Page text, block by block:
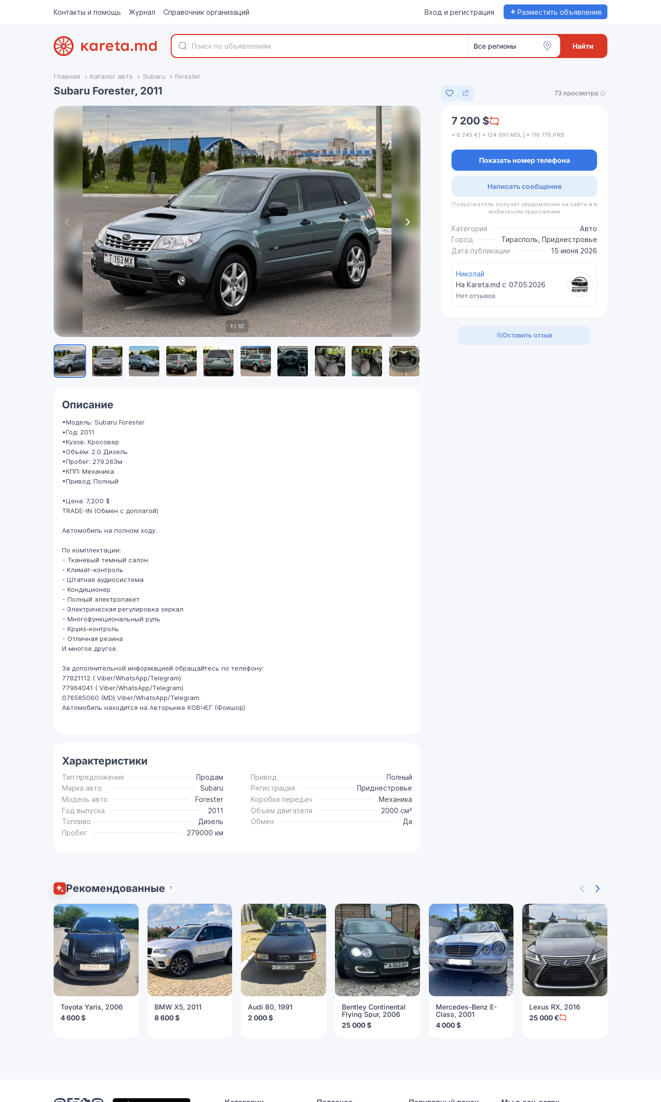
Контакты и помощь Журнал Справочник организаций Вход и регистрация + Разместить объявление
Все регионы Найти
Главная Каталог авто Subaru Forester
Subaru Forester, 2011
Добавить в избранное
73 просмотра
1/10
Описание
•Модель: Subaru Forester
•Год: 2011
•Кузов: Кросовер
•Объём: 2.0 Дизель
•Пробег: 279.263м
•КПП: Механика
•Привод: Полный
•Цена: 7,200 $
TRADE-IN (Обмен с доплатой)
Автомобиль на полном ходу.
По комплектации:
⁃ Тканевый темный салон
- Климат-контроль
- Штатная аудиосистема
⁃ Кондиционер
⁃ Полный электропакет
- Электрическая регулировка зеркал
⁃ Многофункциональный руль
⁃ Круиз-контроль
⁃ Отличная резина
И многое другое.
За дополнительной информацией обращайтесь по телефону:
77821112 ( Viber/WhatsApp/Telegram)
77964041 ( Viber/WhatsApp/Telegram)
076585060 (МD) Viber/WhatsApp/Telegram.
Автомобиль находится на Авторынке КОВЧЕГ (Фоишор)
Характеристики
Тип предложения
Продам
Марка авто
Subaru
Модель авто
Forester
Год выпуска
2011
Топливо
Дизель
Пробег
279000 км
Привод
Полный
Регистрация
Приднестровье
Коробка передач
Механика
Объем двигателя
2000 см³
Обмен
Да
7 200 $
≈ 6 245 € | ≈ 124 991 MDL | ≈ 116 778 PRB
Показать номер телефона
Написать сообщение
Пользователь получит уведомление на сайте и в
мобильном приложении
Категория
Авто
Город
Тирасполь, Приднестровье
Дата публикации
15 июня 2026
Николай
На Kareta.md с 07.05.2026
Нет отзывов
Оставить отзыв
Рекомендованные ?
Toyota Yaris, 2006
4 600 $
BMW X5, 2011
8 600 $
Audi 80, 1991
2 000 $
Bentley Continental
Flying Spur, 2006
25 000 $
Mercedes-Benz E-
Class, 2001
4 000 $
Lexus RX, 2016
25 000 €
Мобильное